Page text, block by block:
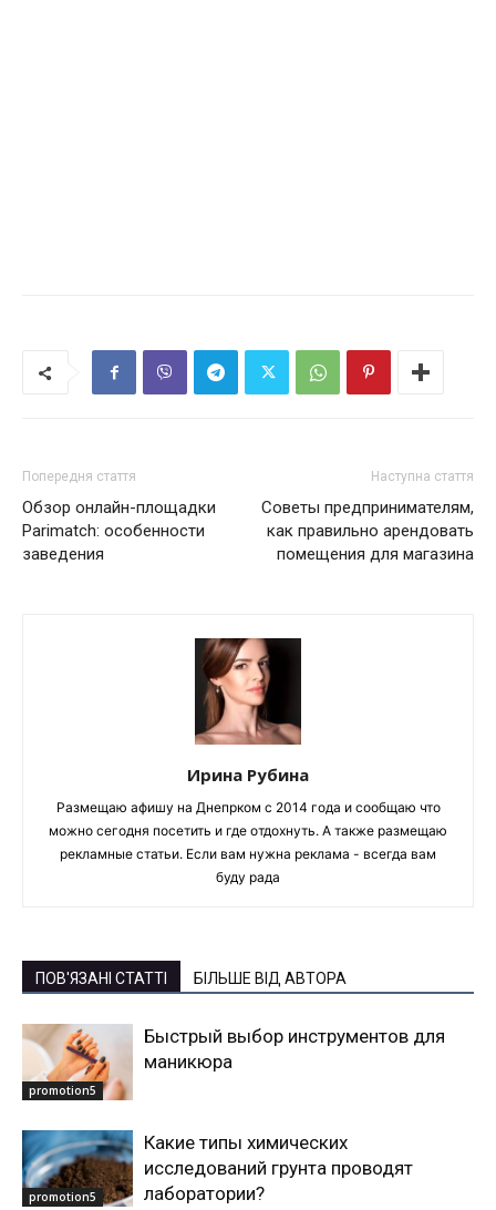
Попередня стаття
Обзор онлайн-площадки
Parimatch: особенности
заведения
Наступна стаття
Советы предпринимателям,
как правильно арендовать
помещения для магазина
Ирина Рубина
Размещаю афишу на Днепрком с 2014 года и сообщаю что
можно сегодня посетить и где отдохнуть. А также размещаю
рекламные статьи. Если вам нужна реклама - всегда вам
буду рада
ПОВ'ЯЗАНІ СТАТТІ БІЛЬШЕ ВІД АВТОРА
promotion5
Быстрый выбор инструментов для
маникюра
promotion5
Какие типы химических
исследований грунта проводят
лаборатории?